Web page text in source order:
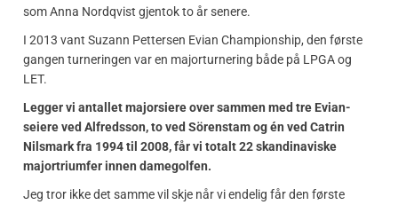
som Anna Nordqvist gjentok to år senere.
I 2013 vant Suzann Pettersen Evian Championship, den første
gangen turneringen var en majorturnering både på LPGA og
LET.
Legger vi antallet majorsiere over sammen med tre Evian-
seiere ved Alfredsson, to ved Sörenstam og én ved Catrin
Nilsmark fra 1994 til 2008, får vi totalt 22 skandinaviske
majortriumfer innen damegolfen.
Jeg tror ikke det samme vil skje når vi endelig får den første